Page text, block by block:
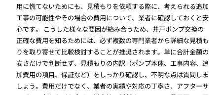
用に慌てないためにも、見積もりを依頼する際に、考えられる追加
工事の可能性やその場合の費用について、業者に確認しておくと安
心です。 こうした様々な要因が絡み合うため、井戸ポンプ交換の
正確な費用を知るためには、必ず複数の専門業者から詳細な見積も
りを取り寄せて比較検討することが推奨されます。単に合計金額の
安さだけで判断せず、見積もりの内訳（ポンプ本体、工事内容、追
加費用の項目、保証など）をしっかり確認し、不明な点は質問しま
しょう。費用だけでなく、業者の実績や対応の丁寧さ、アフターサ